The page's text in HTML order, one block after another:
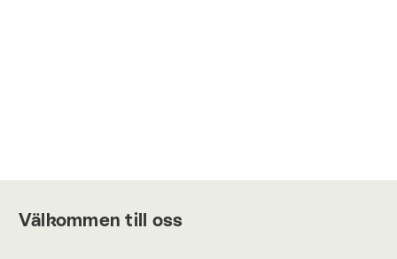
Välkommen till oss